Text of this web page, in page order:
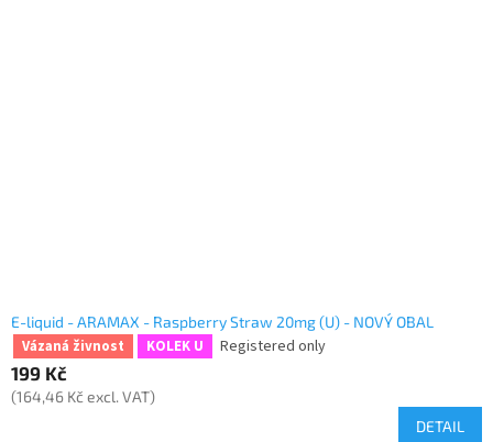
E-liquid - ARAMAX - Raspberry Straw 20mg (U) - NOVÝ OBAL
Vázaná živnost KOLEK U
Registered only
199 Kč
(164,46 Kč excl. VAT)
DETAIL